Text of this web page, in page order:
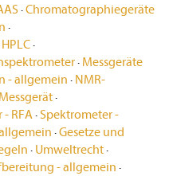
·Chromatographiegeräte
·
HPLC·
· Messgeräte
- allgemein · NMR-
·
RFA · Spektrometer -
·Gesetze und
· Umweltrecht·
- allgemein ·